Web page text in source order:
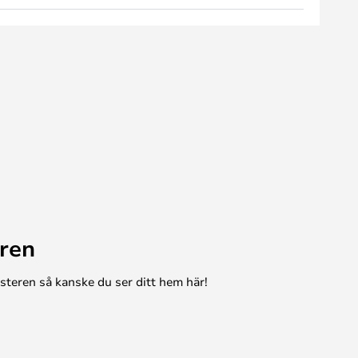
så kanske du ser ditt hem här!